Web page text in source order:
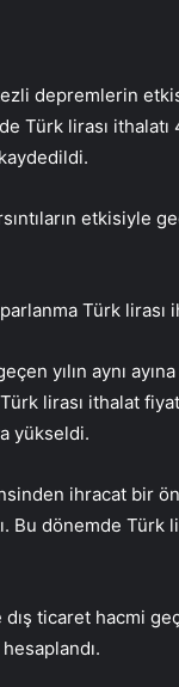
depremlerin
Türk lirası
etkisiyle
Türk lirası
yılın aynı
lirası ithalat
yükseldi.
ihracat bir
Bu dönemde Türk
ticaret hacmi